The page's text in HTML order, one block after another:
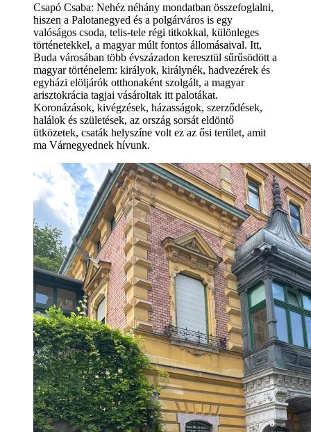
Csapó Csaba: Nehéz néhány mondatban összefoglalni,
hiszen a Palotanegyed és a polgárváros is egy
valóságos csoda, telis-tele régi titkokkal, különleges
történetekkel, a magyar múlt fontos állomásaival. Itt,
Buda városában több évszázadon keresztül sűrűsödött a
magyar történelem: királyok, királynék, hadvezérek és
egyházi elöljárók otthonaként szolgált, a magyar
arisztokrácia tagjai vásároltak itt palotákat.
Koronázások, kivégzések, házasságok, szerződések,
halálok és születések, az ország sorsát eldöntő
ütközetek, csaták helyszíne volt ez az ősi terület, amit
ma Várnegyednek hívunk.